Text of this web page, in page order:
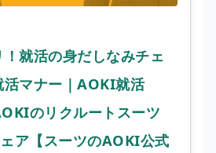
就活の身だしなみチェ
活マナー｜AOKI就活
のリクルートスーツ
ア【スーツのAOKI公式